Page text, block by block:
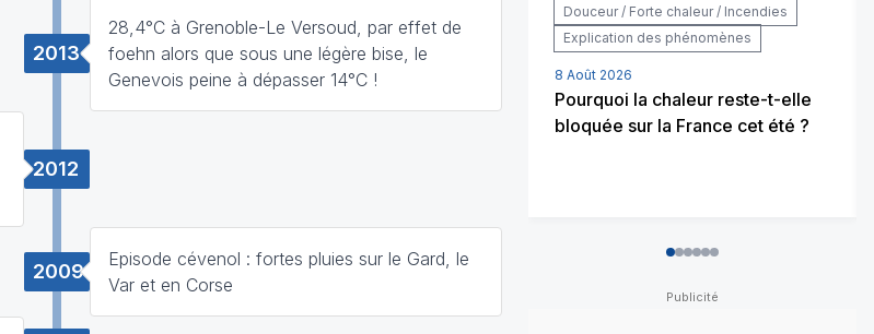
2013
28,4°C à Grenoble-Le Versoud, par effet de
foehn alors que sous une légère bise, le
Genevois peine à dépasser 14°C !
2012
2009
Episode cévenol : fortes pluies sur le Gard, le
Var et en Corse
Douceur / Forte chaleur / Incendies
Explication des phénomènes
8 Août 2026
Pourquoi la chaleur reste-t-elle
bloquée sur la France cet été ?
012345